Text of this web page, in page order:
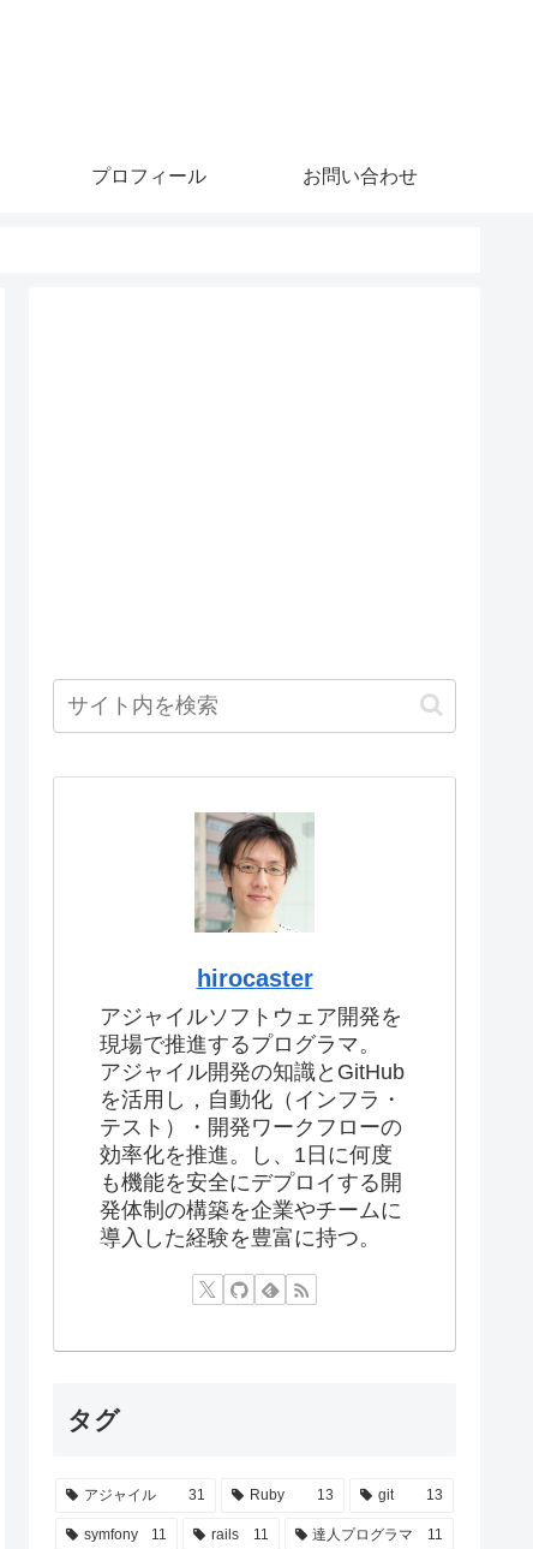
プロフィール お問い合わせ
hirocaster
アジャイルソフトウェア開発を
現場で推進するプログラマ。
アジャイル開発の知識とGitHub
を活用し，自動化（インフラ・
テスト）・開発ワークフローの
効率化を推進。し、1日に何度
も機能を安全にデプロイする開
発体制の構築を企業やチームに
導入した経験を豊富に持つ。
タグ
アジャイル 31 Ruby 13 git 13
symfony 11 rails 11 達人プログラマ 11